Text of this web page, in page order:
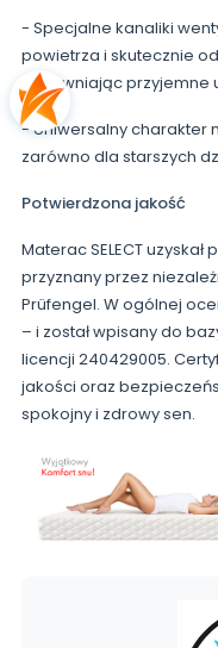
- Specjalne kanaliki
powietrza i skutecznie
zapewniając przyjemne
- Uniwersalny charakter
zarówno dla starszych
Potwierdzona jakość
Materac SELECT
przyznany przez
Prüfengel. W ogólnej
– i został wpisany do
licencji 240429005.
jakości oraz
spokojny i zdrowy sen.